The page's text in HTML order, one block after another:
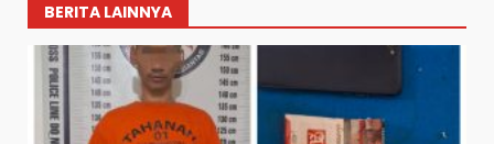
BERITA LAINNYA